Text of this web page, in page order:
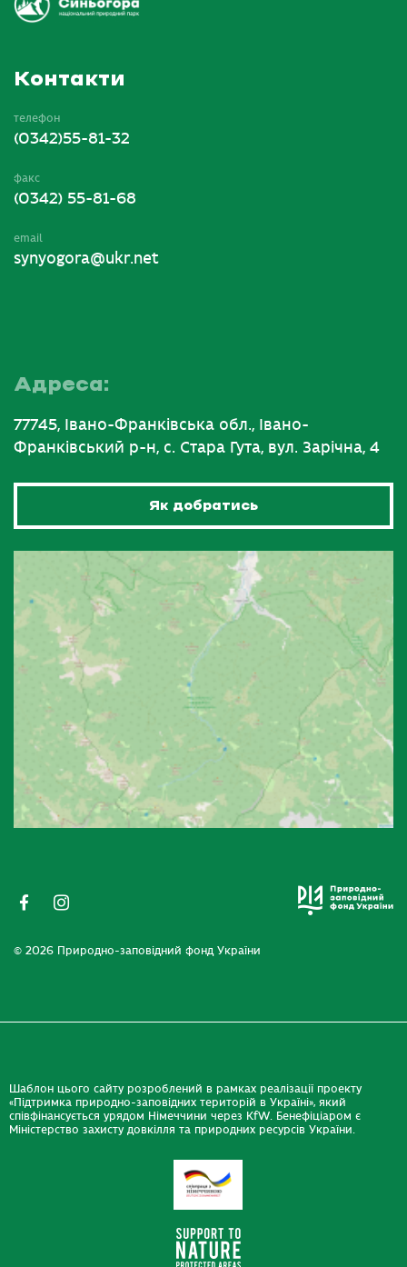
Контакти
телефон
(0342)55-81-32
факс
(0342) 55-81-68
email
synyogora@ukr.net
Адреса:
77745, Івано-Франківська обл., Івано-
Франківський р-н, с. Стара Гута, вул. Зарічна, 4
Як добратись
© 2026 Природно-заповідний фонд України
Шаблон цього сайту розроблений в рамках реалізації проекту
«Підтримка природно-заповідних територій в Україні», який
співфінансується урядом Німеччини через KfW. Бенефіціаром є
Міністерство захисту довкілля та природних ресурсів України.